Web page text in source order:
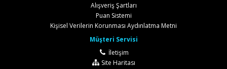
Alışveriş Şartları
Puan Sistemi
Kişisel Verilerin Korunması Aydınlatma Metni
Müşteri Servisi
İletişim
Site Haritası